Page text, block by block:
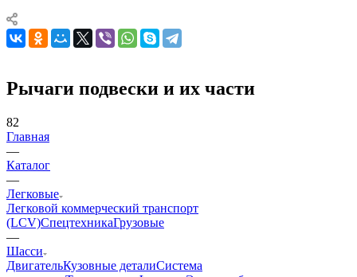
Рычаги подвески и их части
82
Главная
—
Каталог
—
Легковые
Легковой коммерческий транспорт
(LCV)СпецтехникаГрузовые
—
Шасси
ДвигательКузовные деталиСистема